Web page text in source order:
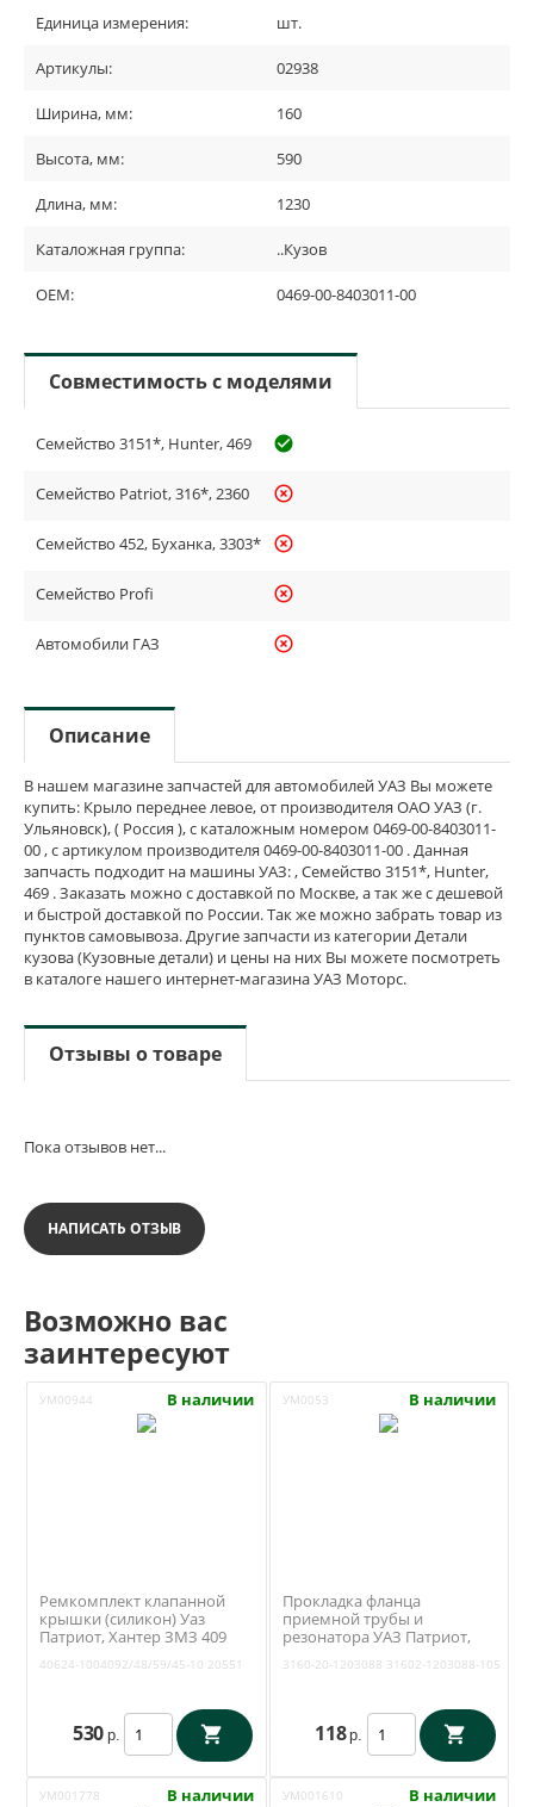
Единица измерения: шт.
Артикулы: 02938
Ширина, мм: 160
Высота, мм: 590
Длина, мм: 1230
Каталожная группа: ..Кузов
OEM: 0469-00-8403011-00
Совместимость с моделями
Семейство 3151*, Hunter, 469 check_circle_outline
Семейство Patriot, 316*, 2360 highlight_off
Семейство 452, Буханка, 3303* highlight_off
Семейство Profi highlight_off
Автомобили ГАЗ highlight_off
Описание
В нашем магазине запчастей для автомобилей УАЗ Вы можете
купить: Крыло переднее левое, от производителя ОАО УАЗ (г.
Ульяновск), ( Россия ), с каталожным номером 0469-00-8403011-
00 , с артикулом производителя 0469-00-8403011-00 . Данная
запчасть подходит на машины УАЗ: , Семейство 3151*, Hunter,
469 . Заказать можно с доставкой по Москве, а так же с дешевой
и быстрой доставкой по России. Так же можно забрать товар из
пунктов самовывоза. Другие запчасти из категории Детали
кузова (Кузовные детали) и цены на них Вы можете посмотреть
в каталоге нашего интернет-магазина УАЗ Моторс.
Отзывы о товаре
Пока отзывов нет...
НАПИСАТЬ ОТЗЫВ
Возможно вас
заинтересуют
УМ00944 В наличии
Ремкомплект клапанной
крышки (силикон) Уаз
Патриот, Хантер ЗМЗ 409
Ростеко 40624-
40624-1004092/48/59/45-10 20551
530 р.
УМ0053 В наличии
Прокладка фланца
приемной трубы и
резонатора УАЗ Патриот,
облицовка метал (Квадратис
3160-20-1203088 31602-1203088-105
118 р.
УМ001778 В наличии УМ001610 В наличии